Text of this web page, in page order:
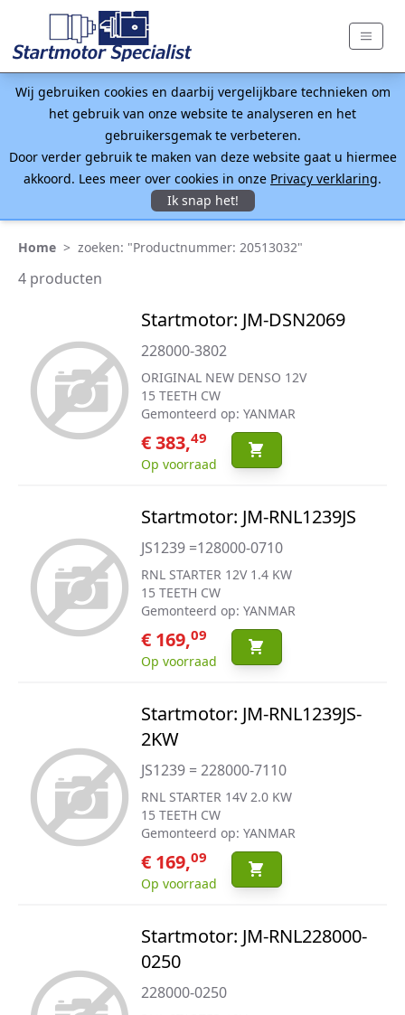
Wij gebruiken cookies en daarbij vergelijkbare technieken om
het gebruik van onze website te analyseren en het
gebruikersgemak te verbeteren.
Door verder gebruik te maken van deze website gaat u hiermee
akkoord. Lees meer over cookies in onze Privacy verklaring.
Ik snap het!
Home > zoeken: "Productnummer: 20513032"
4 producten
Startmotor: JM-DSN2069
228000-3802
ORIGINAL NEW DENSO 12V
15 TEETH CW
Gemonteerd op: YANMAR
€ 383,49
Op voorraad
Startmotor: JM-RNL1239JS
JS1239 =128000-0710
RNL STARTER 12V 1.4 KW
15 TEETH CW
Gemonteerd op: YANMAR
€ 169,09
Op voorraad
Startmotor: JM-RNL1239JS-
2KW
JS1239 = 228000-7110
RNL STARTER 14V 2.0 KW
15 TEETH CW
Gemonteerd op: YANMAR
€ 169,09
Op voorraad
Startmotor: JM-RNL228000-
0250
228000-0250